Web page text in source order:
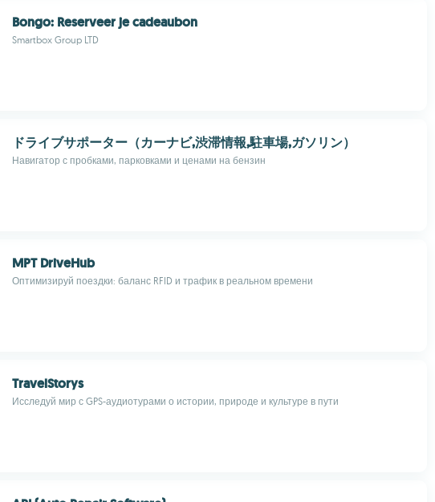
Bongo: Reserveer je cadeaubon
Smartbox Group LTD
ドライブサポーター（カーナビ,渋滞情報,駐車場,ガソリン）
Навигатор с пробками, парковками и ценами на бензин
MPT DriveHub
Оптимизируй поездки: баланс RFID и трафик в реальном времени
TravelStorys
Исследуй мир с GPS-аудиотурами о истории, природе и культуре в пути